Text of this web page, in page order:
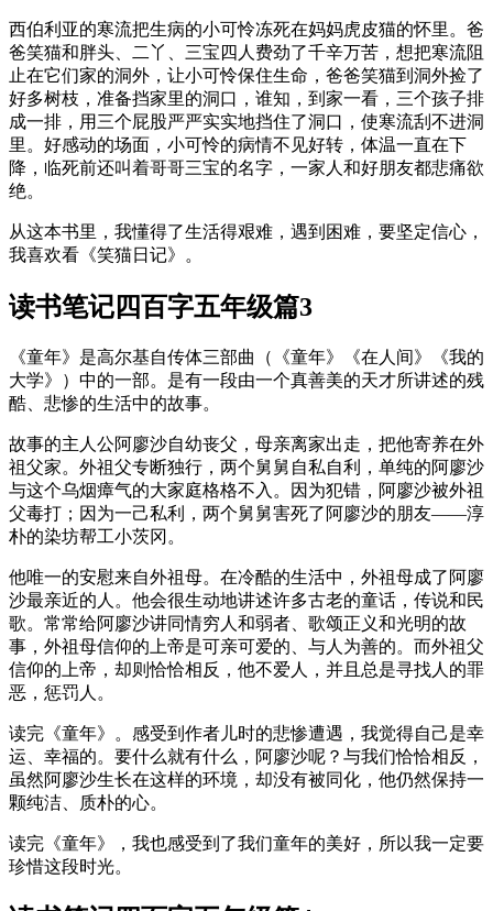
西伯利亚的寒流把生病的小可怜冻死在妈妈虎皮猫的怀里。爸
爸笑猫和胖头、二丫、三宝四人费劲了千辛万苦，想把寒流阻
止在它们家的洞外，让小可怜保住生命，爸爸笑猫到洞外捡了
好多树枝，准备挡家里的洞口，谁知，到家一看，三个孩子排
成一排，用三个屁股严严实实地挡住了洞口，使寒流刮不进洞
里。好感动的场面，小可怜的病情不见好转，体温一直在下
降，临死前还叫着哥哥三宝的名字，一家人和好朋友都悲痛欲
绝。
从这本书里，我懂得了生活得艰难，遇到困难，要坚定信心，
我喜欢看《笑猫日记》。
读书笔记四百字五年级篇3
《童年》是高尔基自传体三部曲（《童年》《在人间》《我的
大学》）中的一部。是有一段由一个真善美的天才所讲述的残
酷、悲惨的生活中的故事。
故事的主人公阿廖沙自幼丧父，母亲离家出走，把他寄养在外
祖父家。外祖父专断独行，两个舅舅自私自利，单纯的阿廖沙
与这个乌烟瘴气的大家庭格格不入。因为犯错，阿廖沙被外祖
父毒打；因为一己私利，两个舅舅害死了阿廖沙的朋友——淳
朴的染坊帮工小茨冈。
他唯一的安慰来自外祖母。在冷酷的生活中，外祖母成了阿廖
沙最亲近的人。他会很生动地讲述许多古老的童话，传说和民
歌。常常给阿廖沙讲同情穷人和弱者、歌颂正义和光明的故
事，外祖母信仰的上帝是可亲可爱的、与人为善的。而外祖父
信仰的上帝，却则恰恰相反，他不爱人，并且总是寻找人的罪
恶，惩罚人。
读完《童年》。感受到作者儿时的悲惨遭遇，我觉得自己是幸
运、幸福的。要什么就有什么，阿廖沙呢？与我们恰恰相反，
虽然阿廖沙生长在这样的环境，却没有被同化，他仍然保持一
颗纯洁、质朴的心。
读完《童年》，我也感受到了我们童年的美好，所以我一定要
珍惜这段时光。